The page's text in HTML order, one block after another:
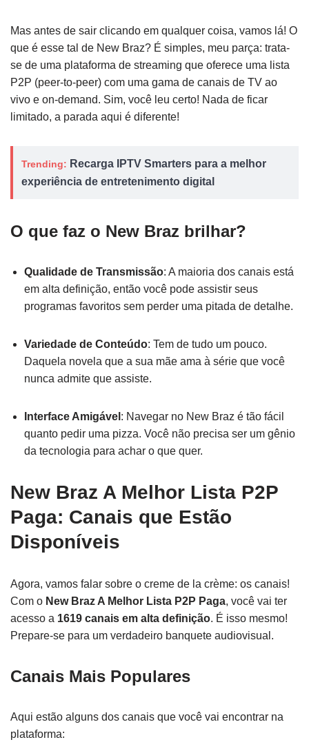
Mas antes de sair clicando em qualquer coisa, vamos lá! O
que é esse tal de New Braz? É simples, meu parça: trata-
se de uma plataforma de streaming que oferece uma lista
P2P (peer-to-peer) com uma gama de canais de TV ao
vivo e on-demand. Sim, você leu certo! Nada de ficar
limitado, a parada aqui é diferente!
Trending: Recarga IPTV Smarters para a melhor
experiência de entretenimento digital
O que faz o New Braz brilhar?
Qualidade de Transmissão: A maioria dos canais está
em alta definição, então você pode assistir seus
programas favoritos sem perder uma pitada de detalhe.
Variedade de Conteúdo: Tem de tudo um pouco.
Daquela novela que a sua mãe ama à série que você
nunca admite que assiste.
Interface Amigável : Navegar no New Braz é tão fácil
quanto pedir uma pizza. Você não precisa ser um gênio
da tecnologia para achar o que quer.
New Braz A Melhor Lista P2P
Paga: Canais que Estão
Disponíveis
Agora, vamos falar sobre o creme de la crème: os canais!
Com o New Braz A Melhor Lista P2P Paga, você vai ter
acesso a 1619 canais em alta definição. É isso mesmo!
Prepare-se para um verdadeiro banquete audiovisual.
Canais Mais Populares
Aqui estão alguns dos canais que você vai encontrar na
plataforma: